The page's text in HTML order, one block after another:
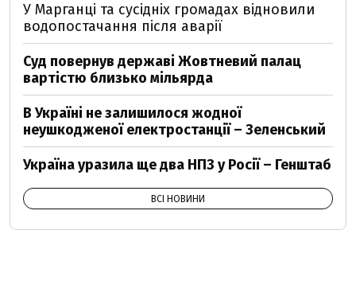
У Марганці та сусідніх громадах відновили
водопостачання після аварії
Суд повернув державі Жовтневий палац
вартістю близько мільярда
В Україні не залишилося жодної
неушкодженої електростанції – Зеленський
Україна уразила ще два НПЗ у Росії – Генштаб
ВСІ НОВИНИ